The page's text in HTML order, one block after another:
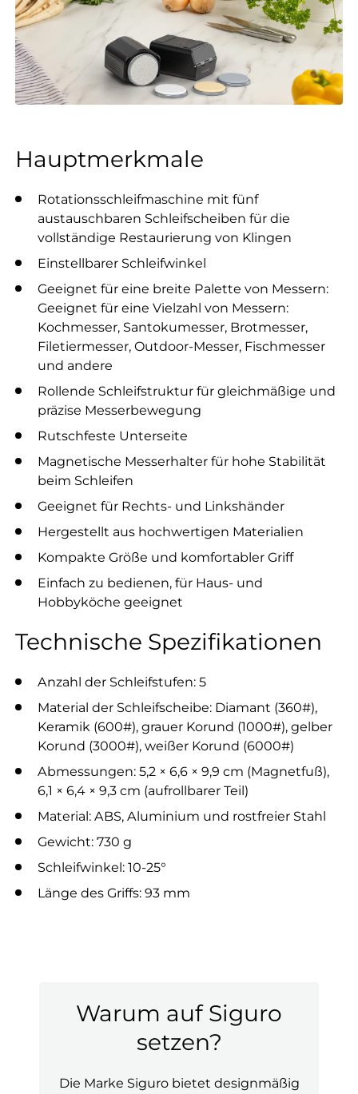
Hauptmerkmale
Rotationsschleifmaschine mit fünf
austauschbaren Schleifscheiben für die
vollständige Restaurierung von Klingen
Einstellbarer Schleifwinkel
Geeignet für eine breite Palette von Messern:
Geeignet für eine Vielzahl von Messern:
Kochmesser, Santokumesser, Brotmesser,
Filetiermesser, Outdoor-Messer, Fischmesser
und andere
Rollende Schleifstruktur für gleichmäßige und
präzise Messerbewegung
Rutschfeste Unterseite
Magnetische Messerhalter für hohe Stabilität
beim Schleifen
Geeignet für Rechts- und Linkshänder
Hergestellt aus hochwertigen Materialien
Kompakte Größe und komfortabler Griff
Einfach zu bedienen, für Haus- und
Hobbyköche geeignet
Technische Spezifikationen
Anzahl der Schleifstufen: 5
Material der Schleifscheibe: Diamant (360#),
Keramik (600#), grauer Korund (1000#), gelber
Korund (3000#), weißer Korund (6000#)
Abmessungen: 5,2 × 6,6 × 9,9 cm (Magnetfuß),
6,1 × 6,4 × 9,3 cm (aufrollbarer Teil)
Material: ABS, Aluminium und rostfreier Stahl
Gewicht: 730 g
Schleifwinkel: 10-25°
Länge des Griffs: 93 mm
Warum auf Siguro
setzen?
Die Marke Siguro bietet designmäßig